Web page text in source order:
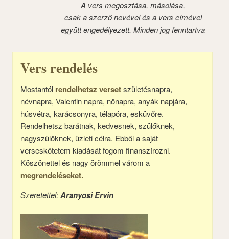
A vers megosztása, másolása,
csak a szerző nevével és a vers címével
együtt engedélyezett. Minden jog fenntartva
Vers rendelés
Mostantól rendelhetsz versetszületésnapra,
névnapra, Valentin napra, nőnapra, anyák napjára,
húsvétra, karácsonyra, télapóra, esküvőre.
Rendelhetsz barátnak, kedvesnek, szülőknek,
nagyszülőknek, üzleti célra. Ebből a saját
verseskötetem kiadását fogom finanszírozni.
Köszönettel és nagy örömmel várom a
megrendeléseket.
Szeretettel:Aranyosi Ervin